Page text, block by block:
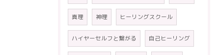
真理 神理 ヒーリングスクール
ハイヤーセルフと繋がる 自己ヒーリング